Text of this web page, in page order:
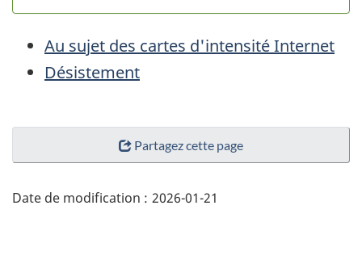
Au sujet des cartes d'intensité Internet
Désistement
"Détails
page"
Partagez cette page
Date de modification : 2026-01-21